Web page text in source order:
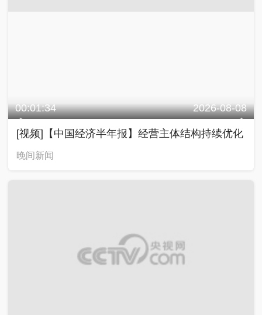
00:01:34 2026-08-08
[视频]【中国经济半年报】经营主体结构持续优化
晚间新闻